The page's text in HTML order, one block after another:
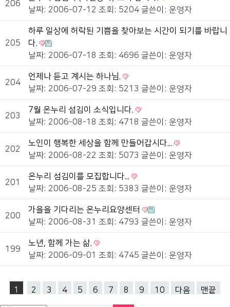
206
날짜: 2006-07-12 조회: 5204 글쓴이: 운영자
205
하루 일상에 허락된 기쁨을 찾아보는 시간이 되기를 바랍니
다.
날짜: 2006-07-18 조회: 4696 글쓴이: 운영자
204
언제나 듣고 계시는 하나님.
날짜: 2006-07-29 조회: 5213 글쓴이: 운영자
203
7월 온누리 섬김이 소식입니다.
날짜: 2006-08-18 조회: 4718 글쓴이: 운영자
202
노인이 행복한 세상을 함께 만들어갑시다...
날짜: 2006-08-22 조회: 5073 글쓴이: 운영자
201
온누리 섬김이를 모집합니다...
날짜: 2006-08-25 조회: 5383 글쓴이: 운영자
200
가을을 기다리는 온누리요양센터
날짜: 2006-08-31 조회: 4793 글쓴이: 운영자
199
노년, 함께 가는 삶.
날짜: 2006-09-01 조회: 4745 글쓴이: 운영자
1 2 3 4 5 6 7 8 9 10 다음 맨끝